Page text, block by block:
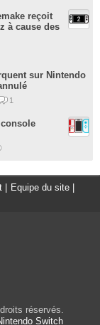
reçoit
à cause des
sur Nintendo
1
Equipe du site
réservés.
Switch